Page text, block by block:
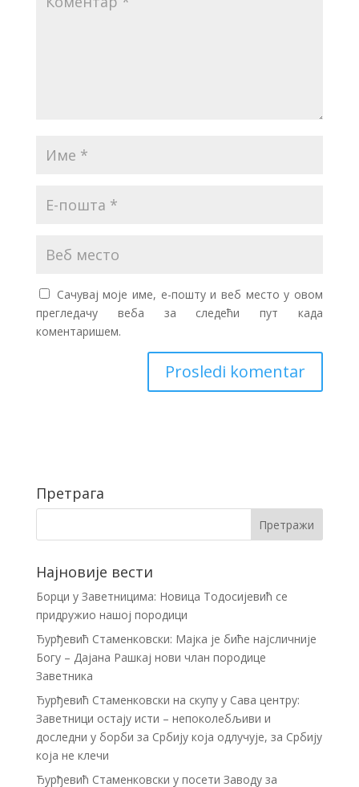
Сачувај моје име, е-пошту и веб место у овом
прегледачу веба за следећи пут када
коментаришем.
Претрага
Најновије вести
Борци у Заветницима: Новица Тодосијевић се
придружио нашој породици
Ђурђевић Стаменковски: Мајка је биће најсличније
Богу – Дајана Рашкај нови члан породице
Заветника
Ђурђевић Стаменковски на скупу у Сава центру:
Заветници остају исти – непоколебљиви и
доследни у борби за Србију која одлучује, за Србију
која не клечи
Ђурђевић Стаменковски у посети Заводу за